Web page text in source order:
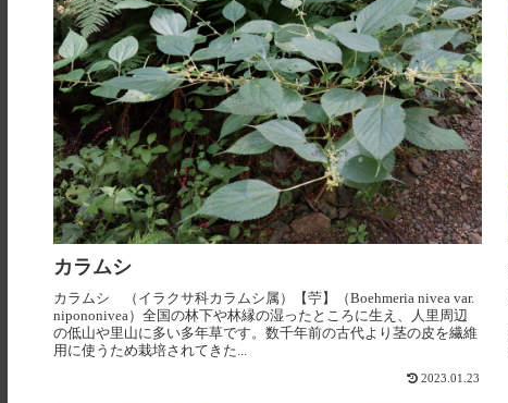
カラムシ
カラムシ （イラクサ科カラムシ属）【苧】（Boehmeria nivea var.
nipononivea）全国の林下や林縁の湿ったところに生え、人里周辺
の低山や里山に多い多年草です。数千年前の古代より茎の皮を繊維
用に使うため栽培されてきた...
2023.01.23